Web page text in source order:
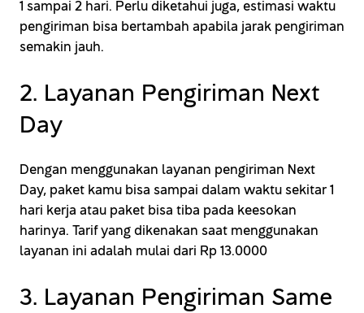
1 sampai 2 hari. Perlu diketahui juga, estimasi waktu
pengiriman bisa bertambah apabila jarak pengiriman
semakin jauh.
2. Layanan Pengiriman Next
Day
Dengan menggunakan layanan pengiriman Next
Day, paket kamu bisa sampai dalam waktu sekitar 1
hari kerja atau paket bisa tiba pada keesokan
harinya. Tarif yang dikenakan saat menggunakan
layanan ini adalah mulai dari Rp 13.0000
3. Layanan Pengiriman Same